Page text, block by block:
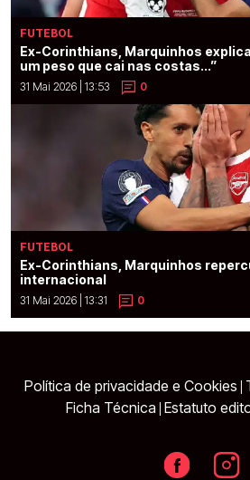
FUTEBOL
Ex-Corinthians, Marquinhos
um peso que cai nas costas...”
31 Mai 2026 | 13:53 0
FUTEBOL
Ex-Corinthians, Marquinhos
internacional
31 Mai 2026 | 13:31 0
Política de privacidade e Cookies
Ficha Técnica Estatuto